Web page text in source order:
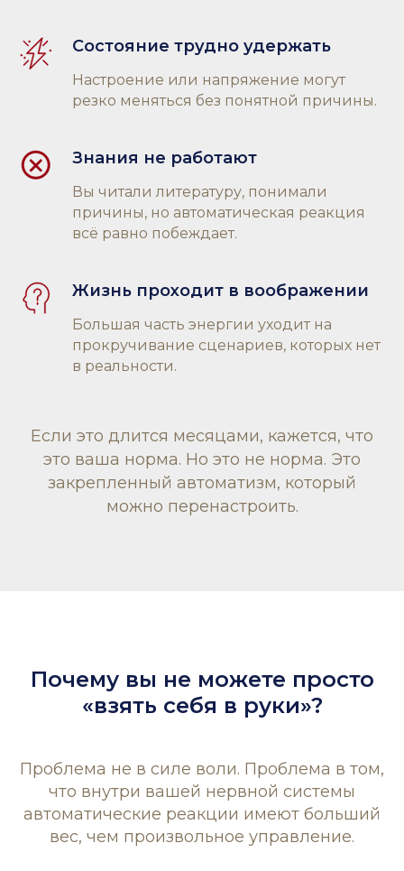
Состояние трудно удержать
Настроение или напряжение могут
резко меняться без понятной причины.
Знания не работают
Вы читали литературу, понимали
причины, но автоматическая реакция
всё равно побеждает.
Жизнь проходит в воображении
Большая часть энергии уходит на
прокручивание сценариев, которых нет
в реальности.
Если это длится месяцами, кажется, что
это ваша норма. Но это не норма. Это
закрепленный автоматизм, который
можно перенастроить.
Почему вы не можете просто
«взять себя в руки»?
Проблема не в силе воли. Проблема в том,
что внутри вашей нервной системы
автоматические реакции имеют больший
вес, чем произвольное управление.